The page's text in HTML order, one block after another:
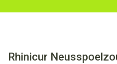
Rhinicur